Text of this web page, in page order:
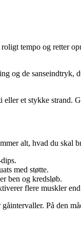
tempo og retter
og de
et stykke
alt, hvad du skal
med støtte.
ben og kredsløb.
flere muskler
På den